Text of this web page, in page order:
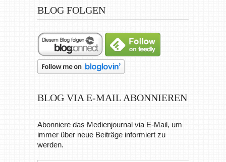
BLOG FOLGEN
BLOG VIA E-MAIL ABONNIEREN
Abonniere das Medienjournal via E-Mail, um
immer über neue Beiträge informiert zu
werden.